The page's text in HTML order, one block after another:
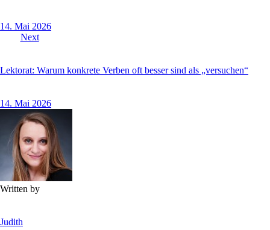
14. Mai 2026
Next
Lektorat: Warum konkrete Verben oft besser sind als „versuchen“
14. Mai 2026
Written by
Judith